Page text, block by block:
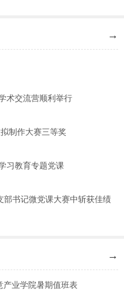
→
术交流营顺利举行
制作大赛三等奖
习教育专题党课
部书记微党课大赛中斩获佳绩
→
业学院暑期值班表